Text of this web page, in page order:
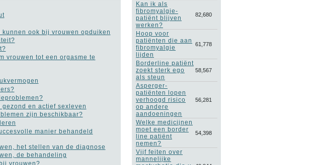
ook bij vrouwen opduiken
vrouwen tot een orgasme te
en actief sexleven
zijn beschikbaar?
manier behandeld
het stellen van de diagnose
de behandeling
vrouwen?
Kan ik als
fibromyalgie-
patiënt blijven
werken?
82,680
Hoop voor
patiënten die aan
fibromyalgie
lijden
61,778
Borderline patiënt
zoekt sterk ego
als steun
58,567
Asperger-
patiënten lopen
verhoogd risico
op andere
aandoeningen
56,281
Welke medicijnen
moet een border
line patiënt
nemen?
54,398
Vijf feiten over
mannelijke